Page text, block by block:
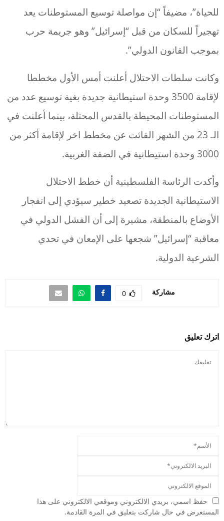
للحياة”، مضيفاً “إن مواصلة توسيع المستوطنات يعد
تهجيراً للسكان من قبل “إسرائيل” وهو جريمة حرب
بموجب القانون الدولي”.
وكانت سلطات الاحتلال أعلنت أمس الأول مخططا
لإقامة 3500 وحدة استيطانية جديدة بغية توسيع عدد من
المستوطنات المحيطة بالقدس المحتلة، بينما أعلنت في
الـ 23 من الشهر الفائت عن مخطط اخر لإقامة أكثر من
3000 وحدة استيطانية في الضفة الغربية.
وأكدت الرئاسة الفلسطينية أن خطط الاحتلال
الاستيطانية الجديدة تصعيد خطير سيؤدي إلى انفجار
الأوضاع بالمنطقة، مشيرة إلى أن الفشل الدولي في
معاقبة “إسرائيل” شجعها على الإمعان في تحدي
الشرعية الدولية.
مشاركة 0
اترك تعليق
حفظ اسمي، بريدي الالكتروني وموقعي الالكتروني على هذا
المستعرض في حال شاركت بتعليق في المرة القادمة.